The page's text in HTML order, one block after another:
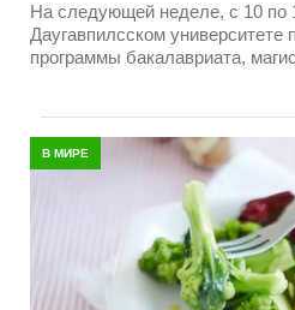
На следующей неделе, с 10 по
Даугавпилсском
программы бакалавриата,
В МИРЕ